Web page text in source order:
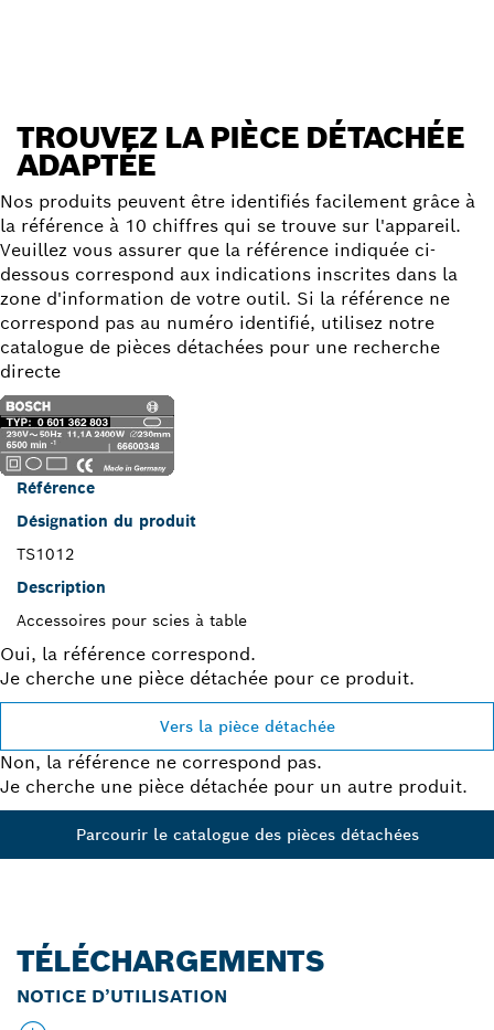
TROUVEZ LA PIÈCE DÉTACHÉE
ADAPTÉE
Nos produits peuvent être identifiés facilement grâce à
la référence à 10 chiffres qui se trouve sur l'appareil.
Veuillez vous assurer que la référence indiquée ci-
dessous correspond aux indications inscrites dans la
zone d'information de votre outil. Si la référence ne
correspond pas au numéro identifié, utilisez notre
catalogue de pièces détachées pour une recherche
directe
Référence
Désignation du produit
TS1012
Description
Accessoires pour scies à table
Oui, la référence correspond.
Je cherche une pièce détachée pour ce produit.
Vers la pièce détachée
Non, la référence ne correspond pas.
Je cherche une pièce détachée pour un autre produit.
Parcourir le catalogue des pièces détachées
TÉLÉCHARGEMENTS
NOTICE D’UTILISATION